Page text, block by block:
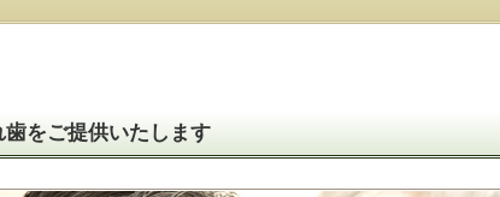
歯をご提供いたします